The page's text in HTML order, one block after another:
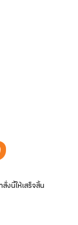
งนี้ให้เสร็จสิ้น